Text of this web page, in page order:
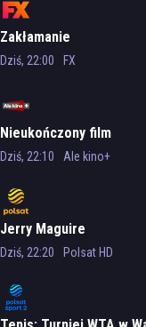
Zakłamanie
Dziś, 22:00 FX
Nieukończony film
Dziś, 22:10 Ale kino+
Jerry Maguire
Dziś, 22:20 Polsat HD